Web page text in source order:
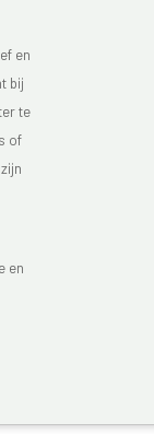
en
bij
te
of
en